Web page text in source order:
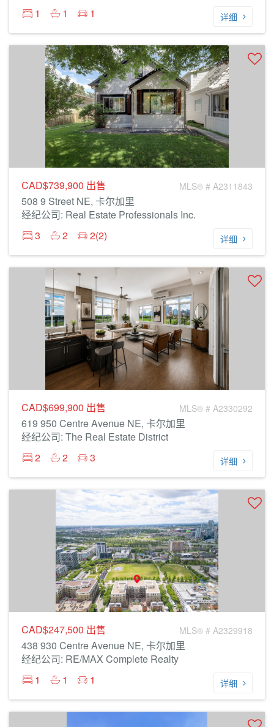
1
1 1 详细
CAD$739,900 出售 MLS® # A2311843
508 9 Street NE, 卡尔加里
经纪公司: Real Estate Professionals Inc.
3
2 2(2) 详细
CAD$699,900 出售 MLS® # A2330292
619 950 Centre Avenue NE, 卡尔加里
经纪公司: The Real Estate District
2
2 3 详细
CAD$247,500 出售 MLS® # A2329918
438 930 Centre Avenue NE, 卡尔加里
经纪公司: RE/MAX Complete Realty
1
1 1 详细